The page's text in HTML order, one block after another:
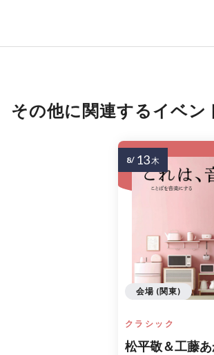
その他に関連するイベン
クラシック
松平敬＆工藤
会場 (関東)
8/ 13木